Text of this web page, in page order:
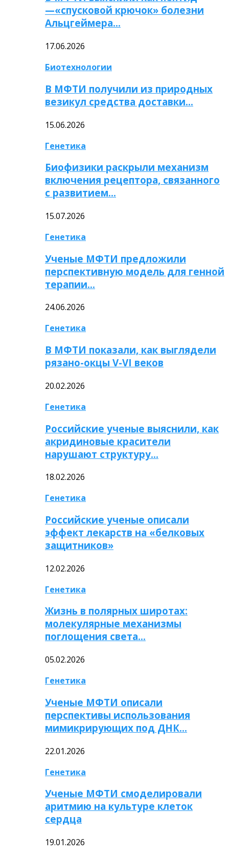
—«спусковой крючок» болезни
Альцгеймера…
17.06.2026
Биотехнологии
В МФТИ получили из природных
везикул средства доставки…
15.06.2026
Генетика
Биофизики раскрыли механизм
включения рецептора, связанного
с развитием…
15.07.2026
Генетика
Ученые МФТИ предложили
перспективную модель для генной
терапии…
24.06.2026
Генетика
В МФТИ показали, как выглядели
рязано-окцы V-VI веков
20.02.2026
Генетика
Российские ученые выяснили, как
акридиновые красители
нарушают структуру…
18.02.2026
Генетика
Российские ученые описали
эффект лекарств на «белковых
защитников»
12.02.2026
Генетика
Жизнь в полярных широтах:
молекулярные механизмы
поглощения света…
05.02.2026
Генетика
Ученые МФТИ описали
перспективы использования
мимикрирующих под ДНК…
22.01.2026
Генетика
Ученые МФТИ смоделировали
аритмию на культуре клеток
сердца
19.01.2026